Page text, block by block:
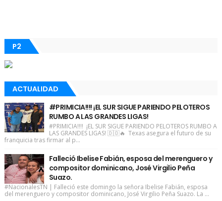
P2
ACTUALIDAD
#PRIMICIA!!!! ¡EL SUR SIGUE PARIENDO PELOTEROS
RUMBO A LAS GRANDES LIGAS!
#PRIMICIA!!!! ¡EL SUR SIGUE PARIENDO PELOTEROS RUMBO A
LAS GRANDES LIGAS! 🇩🇴🔥 Texas asegura el futuro de su
franquicia tras firmar al p...
Falleció Ibelise Fabián, esposa del merenguero y
compositor dominicano, José Virgilio Peña
Suazo.
#NacionalesTN | Falleció este domingo la señora Ibelise Fabián, esposa
del merenguero y compositor dominicano, José Virgilio Peña Suazo. La ...